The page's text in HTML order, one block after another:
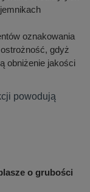
oznakowania
gdyż
obniżenie jakości
powodują
o grubości